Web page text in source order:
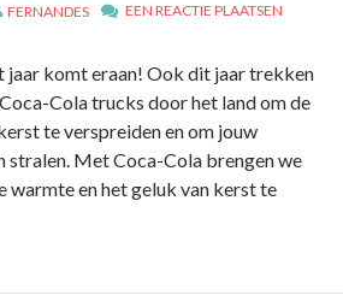
FERNANDES EEN REACTIE PLAATSEN
jaar komt eraan! Ook dit jaar trekken
Cola trucks door het land om de
te verspreiden en om jouw
stralen. Met Coca-Cola brengen we
warmte en het geluk van kerst te